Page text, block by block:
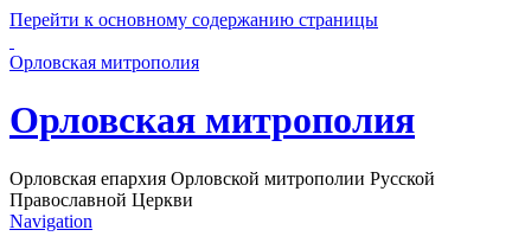
Перейти к основному содержанию страницы
Орловская митрополия
Орловская митрополия
Орловская епархия Орловской митрополии Русской
Православной Церкви
Navigation